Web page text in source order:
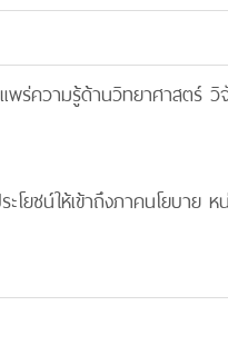
พร่ความรู้ด้านวิทยาศาสตร์
โยชน์ให้เข้าถึงภาคนโยบาย